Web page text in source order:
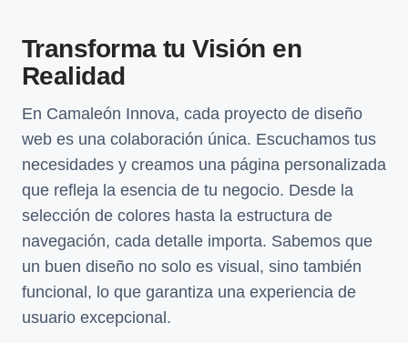
Transforma tu Visión en
Realidad
En Camaleón Innova, cada proyecto de diseño
web es una colaboración única. Escuchamos tus
necesidades y creamos una página personalizada
que refleja la esencia de tu negocio. Desde la
selección de colores hasta la estructura de
navegación, cada detalle importa. Sabemos que
un buen diseño no solo es visual, sino también
funcional, lo que garantiza una experiencia de
usuario excepcional.